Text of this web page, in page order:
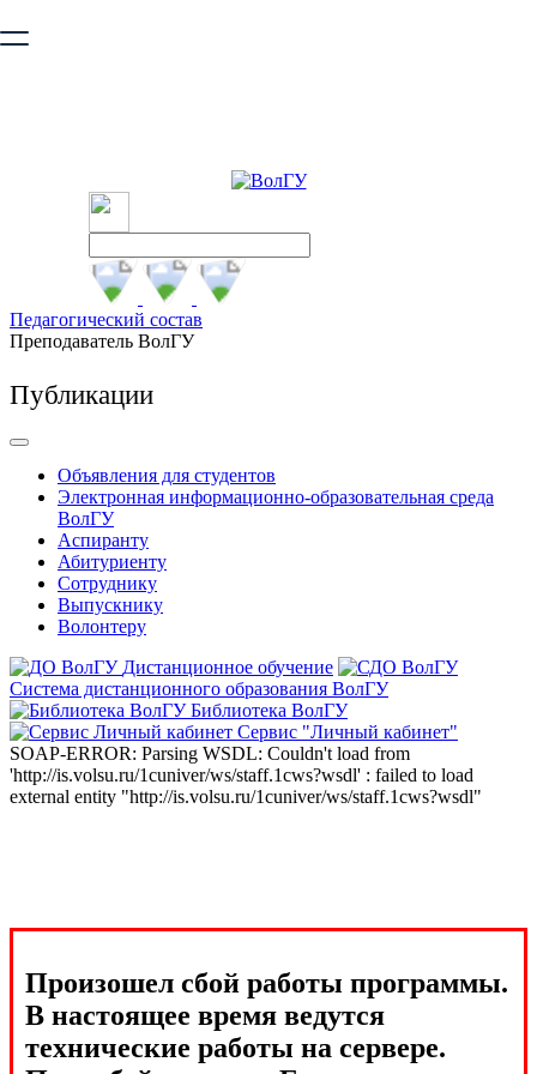
безопасную работу с сайтом. Пожалуйста
Педагогический состав
Преподаватель ВолГУ
Публикации
Объявления для студентов
Электронная информационно-образовательная среда
ВолГУ
Аспиранту
Абитуриенту
Сотруднику
Выпускнику
Волонтеру
Дистанционное обучение
Система дистанционного образования ВолГУ
Библиотека ВолГУ
Сервис "Личный кабинет"
SOAP-ERROR: Parsing WSDL: Couldn't load from
'http://is.volsu.ru/1cuniver/ws/staff.1cws?wsdl' : failed to load
external entity "http://is.volsu.ru/1cuniver/ws/staff.1cws?wsdl"
Произошел сбой работы программы.
В настоящее время ведутся
технические работы на сервере.